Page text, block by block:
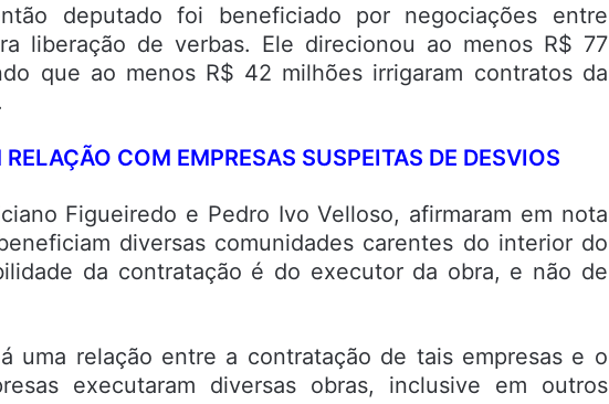
deputado foi beneficiado por negociações entre
liberação de verbas. Ele direcionou ao menos R$ 77
que ao menos R$ 42 milhões irrigaram contratos da
COM EMPRESAS SUSPEITAS DE DESVIOS
Figueiredo e Pedro Ivo Velloso, afirmaram em nota
diversas comunidades carentes do interior do
da contratação é do executor da obra, e não de
uma relação entre a contratação de tais empresas e o
executaram diversas obras, inclusive em outros